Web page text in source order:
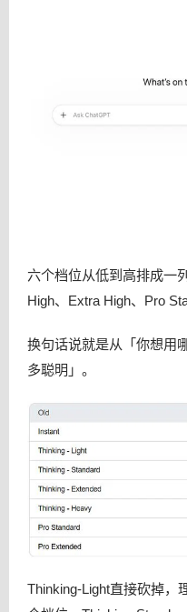
六个档位从低到高排成一
High、Extra High、Pro
换句话说就是从「你想用
多聪明」。
Thinking-Light直接砍掉，